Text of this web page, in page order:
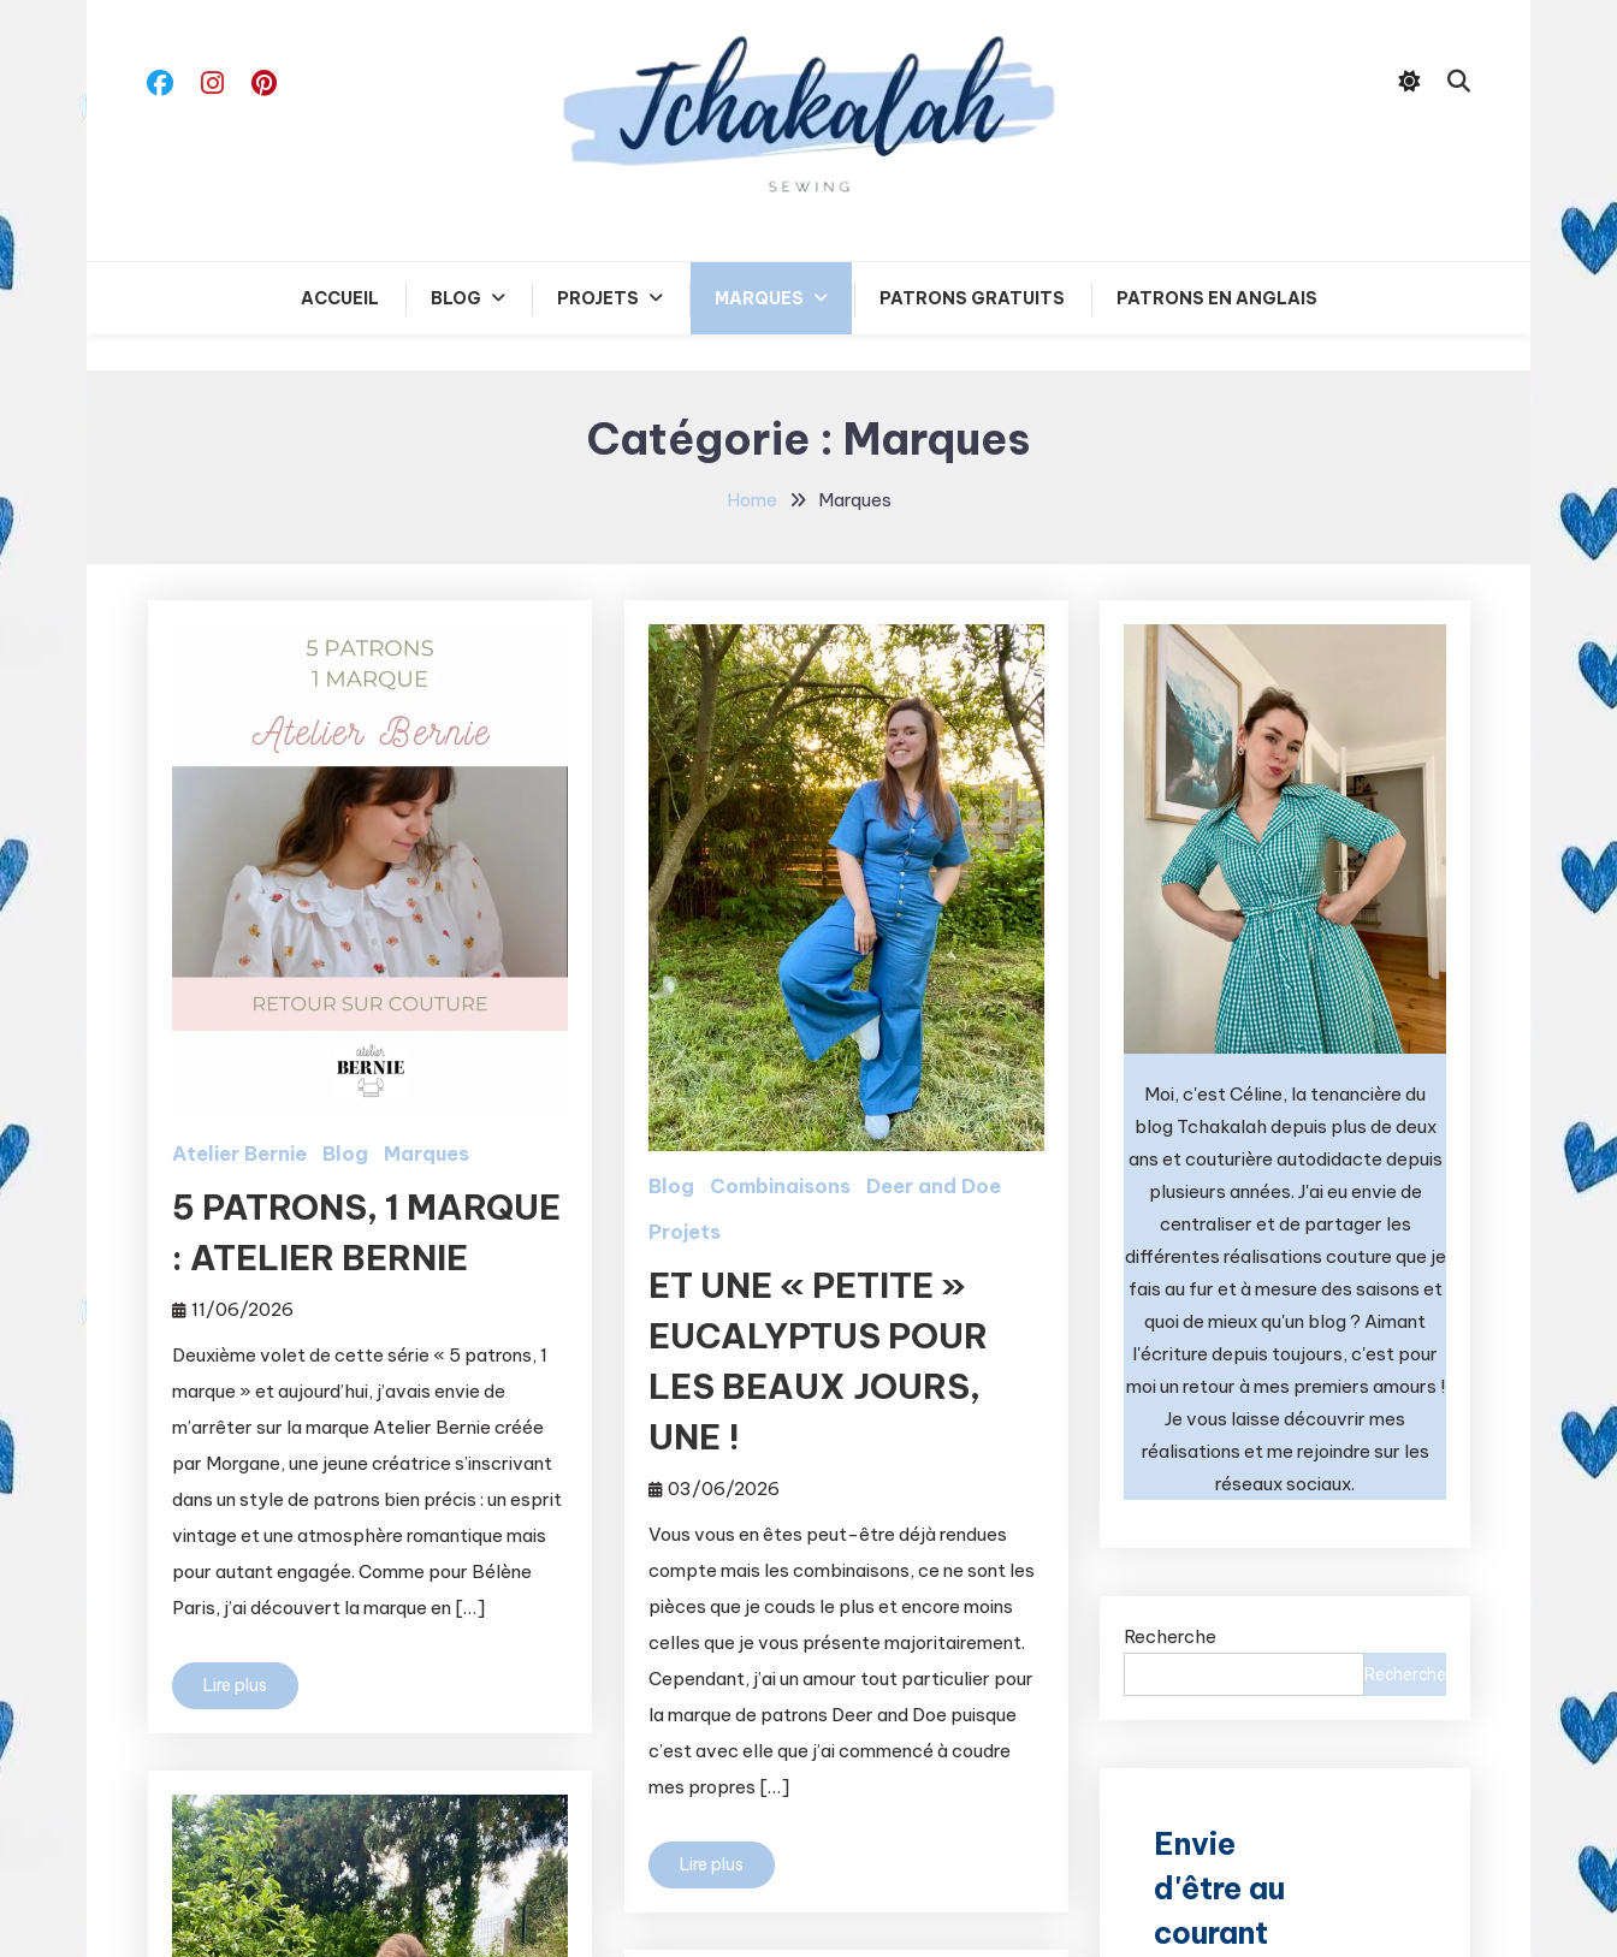
Content
Tchakalah
ACCUEIL BLOG PROJETS MARQUES PATRONS GRATUITS PATRONS EN ANGLAIS
Catégorie : Marques
Home Marques
Atelier Bernie Blog Marques
5 PATRONS, 1 MARQUE
: ATELIER BERNIE
11/06/2026
Deuxième volet de cette série « 5 patrons, 1
marque » et aujourd’hui, j’avais envie de
m’arrêter sur la marque Atelier Bernie créée
par Morgane, une jeune créatrice s’inscrivant
dans un style de patrons bien précis : un esprit
vintage et une atmosphère romantique mais
pour autant engagée. Comme pour Bélène
Paris, j’ai découvert la marque en […]
Lire plus
Blog Combinaisons
Deer and Doe
Projets
ET UNE « PETITE »
EUCALYPTUS POUR
LES BEAUX JOURS,
UNE !
03/06/2026
Vous vous en êtes peut-être déjà rendues
compte mais les combinaisons, ce ne sont les
pièces que je couds le plus et encore moins
celles que je vous présente majoritairement.
Cependant, j’ai un amour tout particulier pour
la marque de patrons Deer and Doe puisque
c’est avec elle que j’ai commencé à coudre
mes propres […]
Lire plus
Moi, c'est Céline, la tenancière du
blog Tchakalah depuis plus de deux
ans et couturière autodidacte depuis
plusieurs années. J'ai eu envie de
centraliser et de partager les
différentes réalisations couture que je
fais au fur et à mesure des saisons et
quoi de mieux qu'un blog ? Aimant
l'écriture depuis toujours, c'est pour
moi un retour à mes premiers amours !
Je vous laisse découvrir mes
réalisations et me rejoindre sur les
réseaux sociaux.
Recherche
Recherche
Envie
d'être au
courant